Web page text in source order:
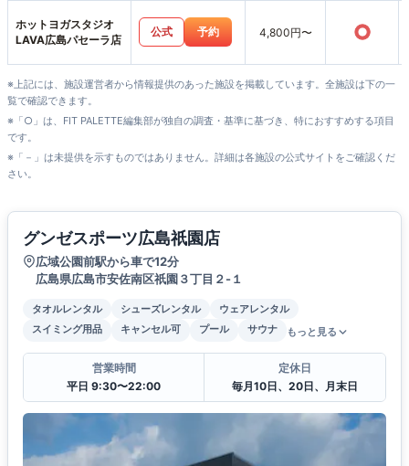
ホットヨガスタジオ
LAVA広島パセーラ店
公式 予約 4,800円〜 ○
※上記には、施設運営者から情報提供のあった施設を掲載しています。全施設は下の一
覧で確認できます。
※「○」は、FIT PALETTE編集部が独自の調査・基準に基づき、特におすすめする項目
です。
※「－」は未提供を示すものではありません。詳細は各施設の公式サイトをご確認くだ
さい。
グンゼスポーツ広島祇園店
広域公園前駅から車で12分
広島県広島市安佐南区祇園３丁目２-１
タオルレンタル シューズレンタル
ウェアレンタル
スイミング用品
キャンセル可 プール サウナ もっと見る
営業時間
平日 9:30〜22:00
定休日
毎月10日、20日、月末日